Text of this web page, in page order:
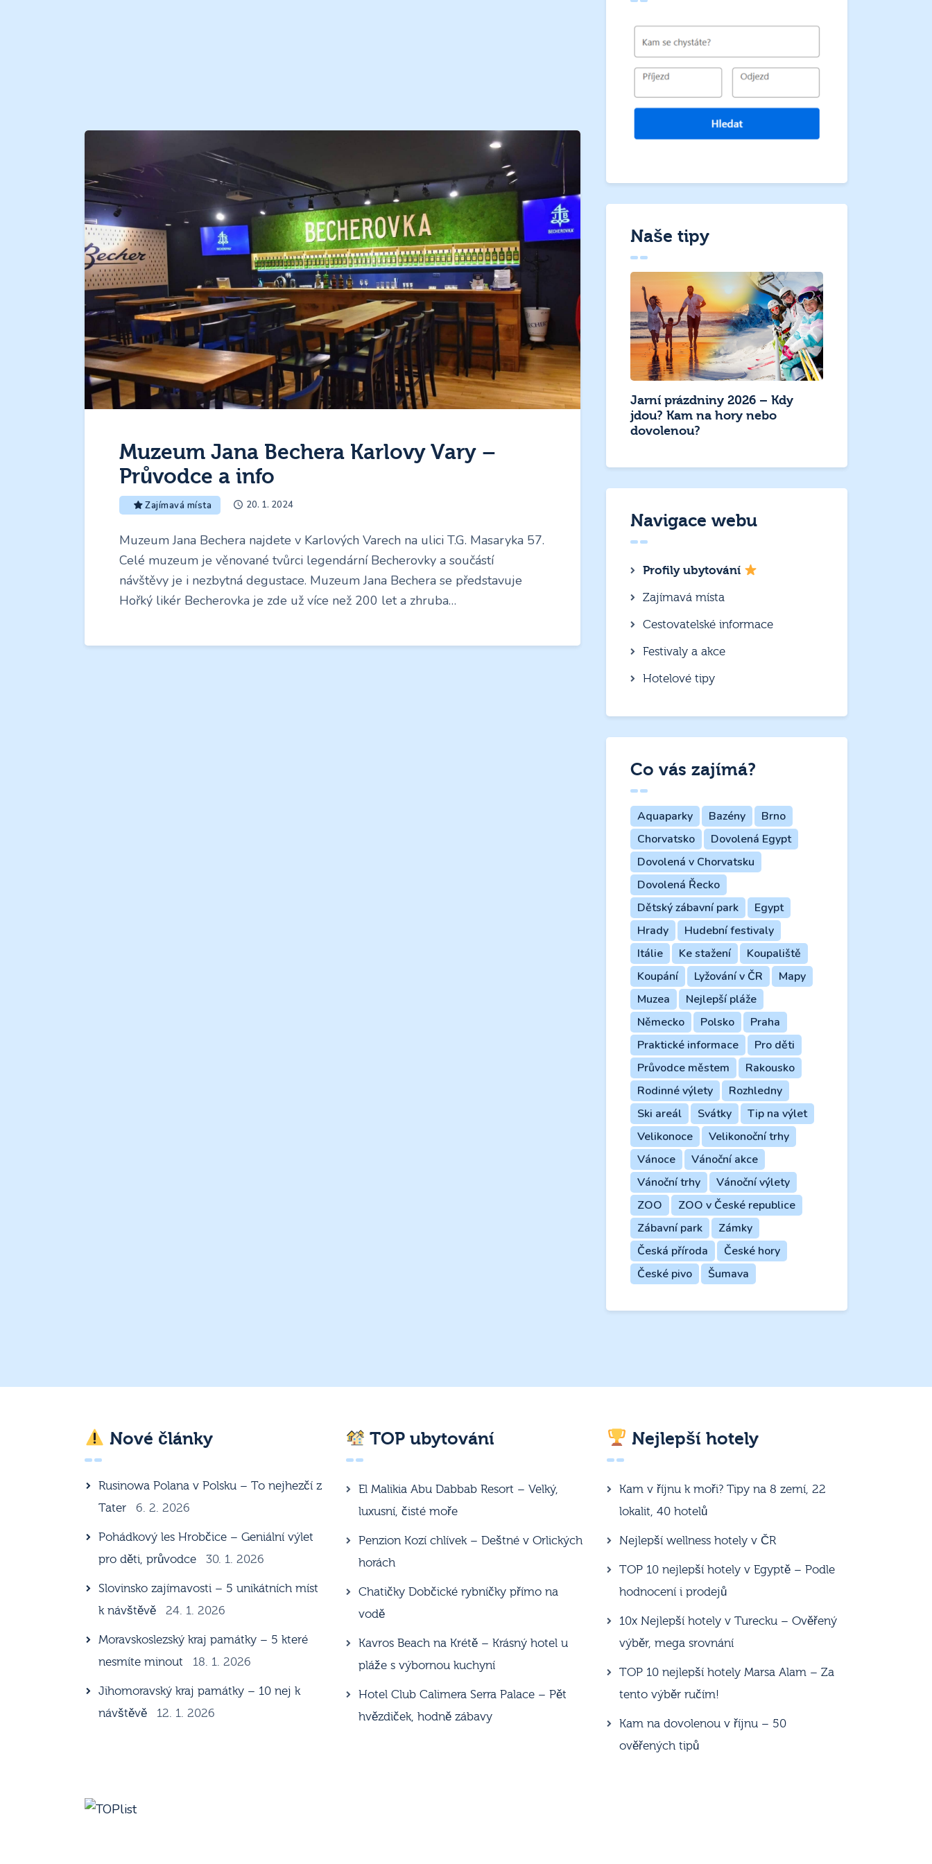
Muzeum Jana Bechera Karlovy Vary –
Průvodce a info
Zajímavá místa 20. 1. 2024
Muzeum Jana Bechera najdete v Karlových Varech na ulici T.G. Masaryka 57.
Celé muzeum je věnované tvůrci legendární Becherovky a součástí
návštěvy je i nezbytná degustace. Muzeum Jana Bechera se představuje
Hořký likér Becherovka je zde už více než 200 let a zhruba…
Naše tipy
Jarní prázdniny 2026 – Kdy
jdou? Kam na hory nebo
dovolenou?
Navigace webu
Profily ubytování
Zajímavá místa
Cestovatelské informace
Festivaly a akce
Hotelové tipy
Co vás zajímá?
Aquaparky Bazény
Brno
Chorvatsko
Dovolená Egypt
Dovolená v Chorvatsku
Dovolená Řecko
Dětský zábavní park
Egypt
Hrady
Hudební festivaly
Itálie
Ke stažení
Koupaliště
Koupání
Lyžování v ČR
Mapy
Muzea
Nejlepší pláže
Německo
Polsko
Praha
Praktické informace
Pro děti
Průvodce městem
Rakousko
Rodinné výlety
Rozhledny
Ski areál
Svátky
Tip na výlet
Velikonoce
Velikonoční trhy
Vánoce
Vánoční akce
Vánoční trhy
Vánoční výlety
ZOO
ZOO v České republice
Zábavní park
Zámky
Česká příroda
České hory
České pivo
Šumava
Nové články
Rusinowa Polana v Polsku – To nejhezčí z
Tater
6. 2. 2026
Pohádkový les Hrobčice – Geniální výlet
pro děti, průvodce
30. 1. 2026
Slovinsko zajímavosti – 5 unikátních míst
k návštěvě
24. 1. 2026
Moravskoslezský kraj památky – 5 které
nesmíte minout
18. 1. 2026
Jihomoravský kraj památky – 10 nej k
návštěvě
12. 1. 2026
TOP ubytování
El Malikia Abu Dabbab Resort – Velký,
luxusní, čisté moře
Penzion Kozí chlívek – Deštné v Orlických
horách
Chatičky Dobčické rybníčky přímo na
vodě
Kavros Beach na Krétě – Krásný hotel u
pláže s výbornou kuchyní
Hotel Club Calimera Serra Palace – Pět
hvězdiček, hodně zábavy
Nejlepší hotely
Kam v říjnu k moři? Tipy na 8 zemí, 22
lokalit, 40 hotelů
Nejlepší wellness hotely v ČR
TOP 10 nejlepší hotely v Egyptě – Podle
hodnocení i prodejů
10x Nejlepší hotely v Turecku – Ověřený
výběr, mega srovnání
TOP 10 nejlepší hotely Marsa Alam – Za
tento výběr ručím!
Kam na dovolenou v říjnu – 50
ověřených tipů